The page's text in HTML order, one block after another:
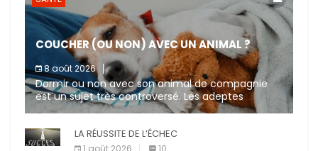
COUCHER (OU NON) AVEC UN ANIMAL ?
8 août 2026
Dormir ou non avec son animal de compagnie
est un sujet très controversé. Les adeptes
affirment que la présence de leur compagnon à
LA RÉUSSITE DE L’ÉCHEC